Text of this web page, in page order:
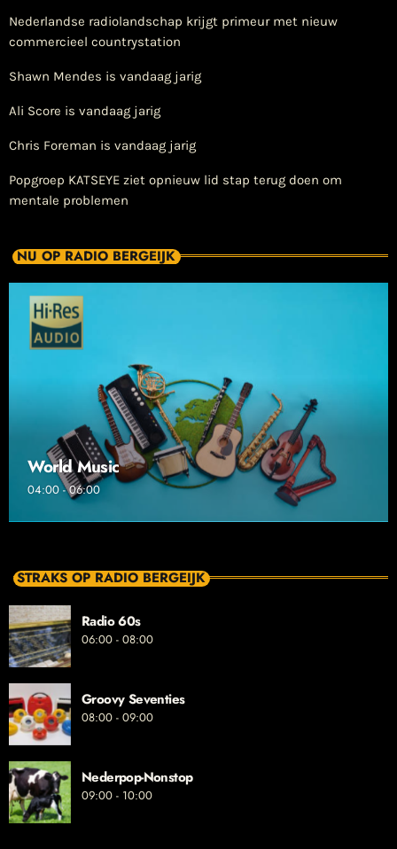
Nederlandse radiolandschap krijgt primeur met nieuw
commercieel countrystation
Shawn Mendes is vandaag jarig
Ali Score is vandaag jarig
Chris Foreman is vandaag jarig
Popgroep KATSEYE ziet opnieuw lid stap terug doen om
mentale problemen
NU OP RADIO BERGEIJK
World Music
04:00 - 06:00
STRAKS OP RADIO BERGEIJK
Radio 60s
06:00 - 08:00
Groovy Seventies
08:00 - 09:00
Nederpop-Nonstop
09:00 - 10:00